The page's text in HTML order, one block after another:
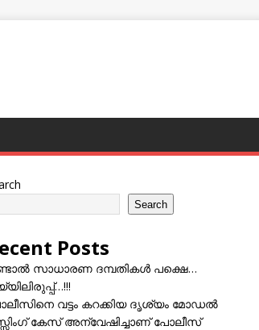
Search
Posts
സാധാരണ ദമ്പതികൾ പക്ഷെ…
വട്ടം കറക്കിയ ദൃശ്യം മോഡല്‍
കേസ് അന്വേഷിച്ചാണ് പോലീസ്